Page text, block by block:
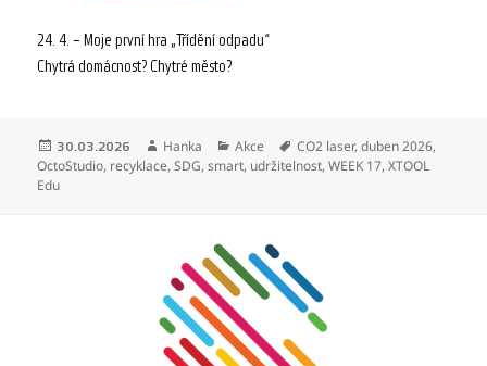
24. 4. – Moje první hra „Třídění odpadu“
Chytrá domácnost? Chytré město?
Publikováno:
30.03.2026 Autor:
Hanka Rubriky:
Akce Štítky:
CO2 laser,duben 2026,
OctoStudio, recyklace,SDG,smart, udržitelnost,WEEK 17,XTOOL
Edu